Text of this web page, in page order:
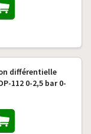
différentielle
112 0-2,5 bar 0-